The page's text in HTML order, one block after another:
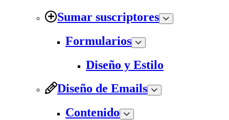
Sumar suscriptores
Formularios
Diseño y Estilo
Diseño de Emails
Contenido